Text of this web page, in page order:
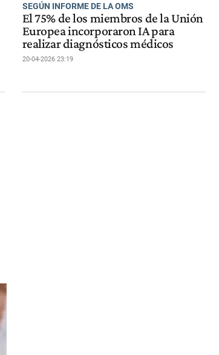
SEGÚN INFORME DE LA OMS
El 75% de los miembros de la Unión
Europea incorporaron IA para
realizar diagnósticos médicos
20-04-2026 23:19